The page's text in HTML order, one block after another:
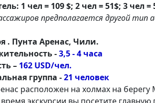
1 чел = 109 $; 2 чел = 51$; 3 чел =
предполагается другой
. Пунта Аренас, Чили.
-3,5 - 4 часа
– 162 USD/чел.
группа -21 человек
расположен на холмах на